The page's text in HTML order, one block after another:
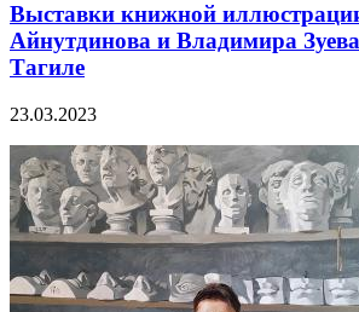
Выставки книжной
Айнутдинова и Владимира
Тагиле
23.03.2023